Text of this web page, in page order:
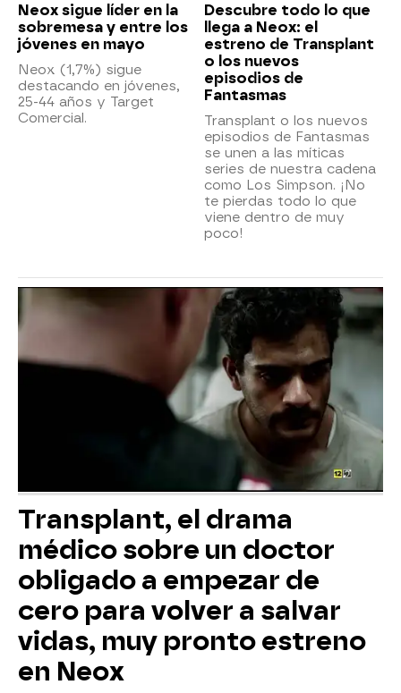
Neox sigue líder en la
sobremesa y entre los
jóvenes en mayo
Neox (1,7%) sigue
destacando en jóvenes,
25-44 años y Target
Comercial.
Descubre todo lo que
llega a Neox: el
estreno de Transplant
o los nuevos
episodios de
Fantasmas
Transplant o los nuevos
episodios de Fantasmas
se unen a las míticas
series de nuestra cadena
como Los Simpson. ¡No
te pierdas todo lo que
viene dentro de muy
poco!
Transplant, el drama
médico sobre un doctor
obligado a empezar de
cero para volver a salvar
vidas, muy pronto estreno
en Neox